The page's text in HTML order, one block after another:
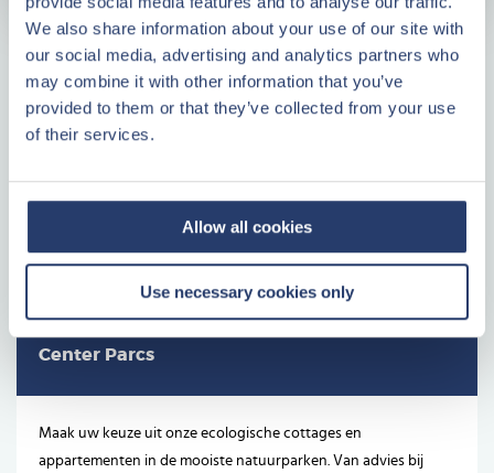
We also share information about your use of our site with
our social media, advertising and analytics partners who
may combine it with other information that you’ve
provided to them or that they’ve collected from your use
of their services.
Allow all cookies
Use necessary cookies only
Plattegrond
Waarom investeren in Center Parcs
Vastgoed?
Weten waar uw geld naartoe gaat
LEES VERDER
Center Parcs
Maak uw keuze uit onze ecologische cottages en
appartementen in de mooiste natuurparken. Van advies bij